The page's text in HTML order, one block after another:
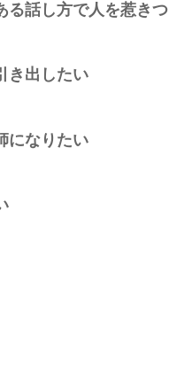
る話し方で人を惹き
き出したい
になりたい